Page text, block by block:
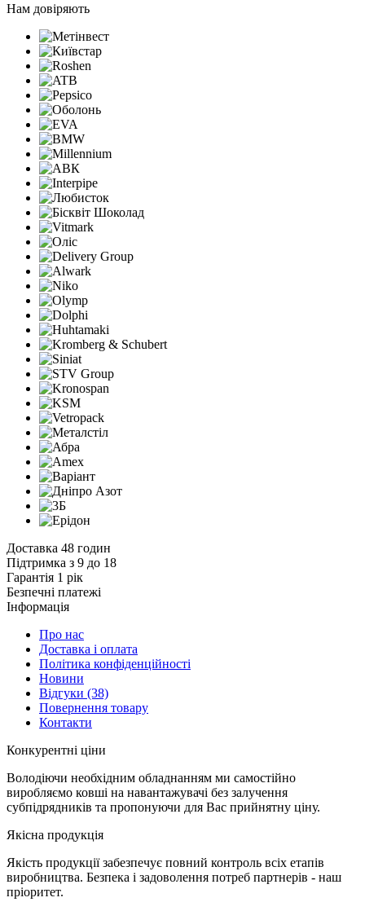
Нам довіряють
Доставка 48 годин
Підтримка з 9 до 18
Гарантія 1 рік
Безпечні платежі
Інформація
Про нас
Доставка і оплата
Політика конфіденційності
Новини
Відгуки (38)
Повернення товару
Контакти
Конкурентні ціни
Володіючи необхідним обладнанням ми самостійно
виробляємо ковші на навантажувачі без залучення
субпідрядників та пропонуючи для Вас прийнятну ціну.
Якісна продукція
Якість продукції забезпечує повний контроль всіх етапів
виробництва. Безпека і задоволення потреб партнерів - наш
пріоритет.